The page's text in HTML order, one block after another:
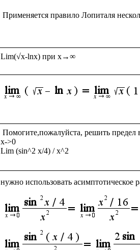
Применяется правило Лопиталя
х->0
нужно использовать асимптотическое